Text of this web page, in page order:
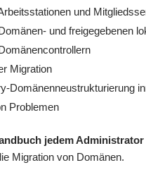
und
und freigegebenen
Migration
Domänenneustrukturierung
Problemen
jedem
Migration von Domänen.